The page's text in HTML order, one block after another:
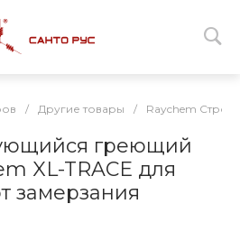
/ Другие товары / Raychem
греющий
XL-TRACE для
замерзания